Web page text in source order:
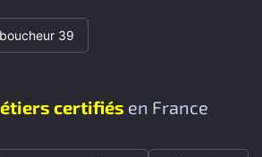
39
certifiés en France